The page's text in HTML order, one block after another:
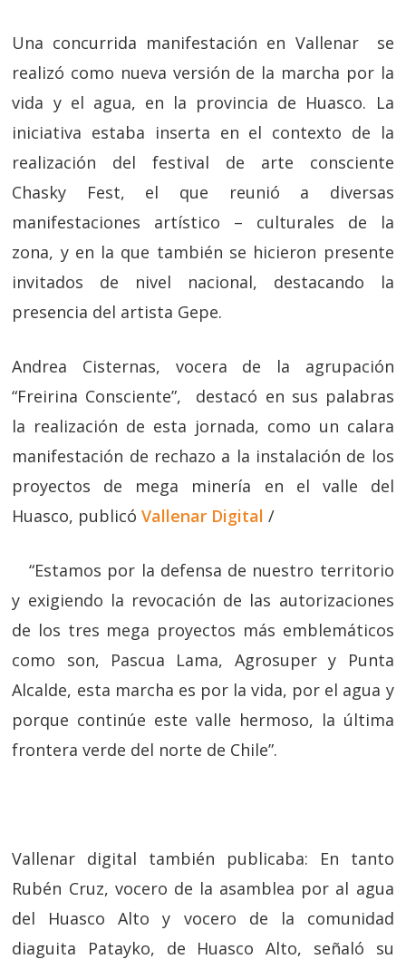
Una concurrida manifestación en Vallenar se
realizó como nueva versión de la marcha por la
vida y el agua, en la provincia de Huasco. La
iniciativa estaba inserta en el contexto de la
realización del festival de arte consciente
Chasky Fest, el que reunió a diversas
manifestaciones artístico – culturales de la
zona, y en la que también se hicieron presente
invitados de nivel nacional, destacando la
presencia del artista Gepe.
Andrea Cisternas, vocera de la agrupación
“Freirina Consciente”, destacó en sus palabras
la realización de esta jornada, como un calara
manifestación de rechazo a la instalación de los
proyectos de mega minería en el valle del
Huasco, publicóVallenar Digital /
“Estamos por la defensa de nuestro territorio
y exigiendo la revocación de las autorizaciones
de los tres mega proyectos más emblemáticos
como son, Pascua Lama, Agrosuper y Punta
Alcalde, esta marcha es por la vida, por el agua y
porque continúe este valle hermoso, la última
frontera verde del norte de Chile”.
Vallenar digital también publicaba: En tanto
Rubén Cruz, vocero de la asamblea por al agua
del Huasco Alto y vocero de la comunidad
diaguita Patayko, de Huasco Alto, señaló su